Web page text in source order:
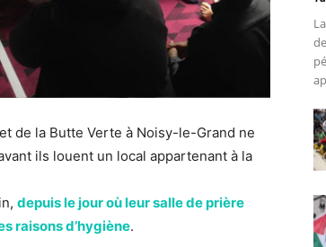
de la Butte Verte à Noisy-le-Grand ne
ils louent un local appartenant à la
depuis le jour où leur salle de prière
raisons d’hygiène.